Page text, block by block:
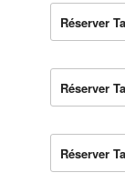
Réserver
Réserver
Réserver